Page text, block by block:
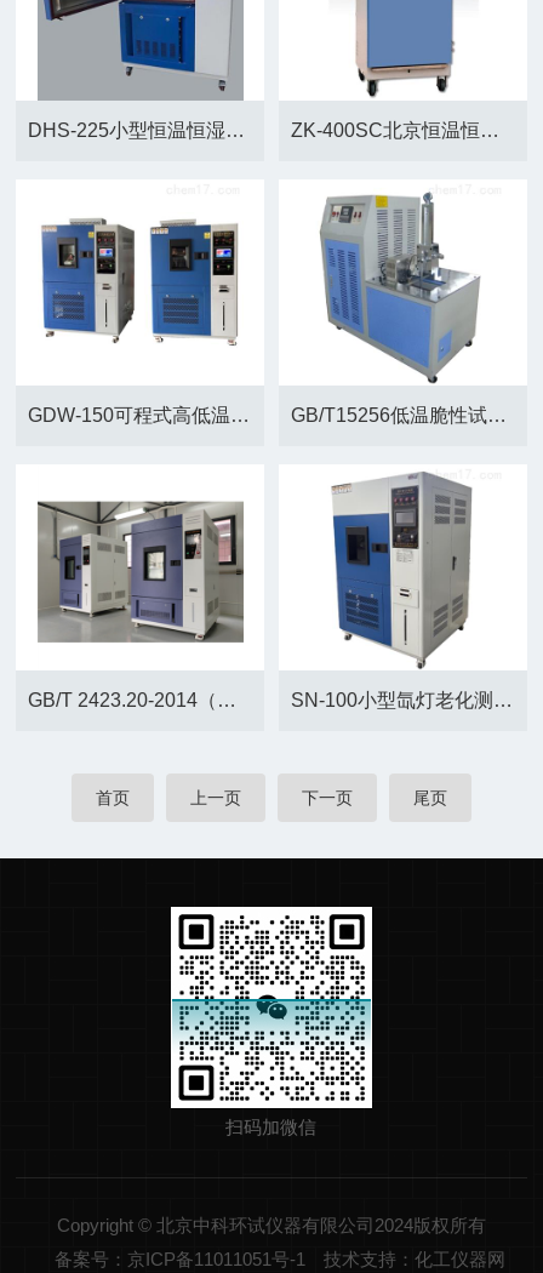
DHS-225小型恒温恒湿试验箱 ZK-400SC北京恒温恒湿箱厂家
GDW-150可程式高低温试验机 GB/T15256低温脆性试验机-多试样法
GB/T 2423.20-2014（低浓度）硫化氢试验箱 SN-100小型氙灯老化测试机
首页 上一页 下一页 尾页
扫码加微信
Copyright © 北京中科环试仪器有限公司2024版权所有
备案号：京ICP备11011051号-1
技术支持：化工仪器网